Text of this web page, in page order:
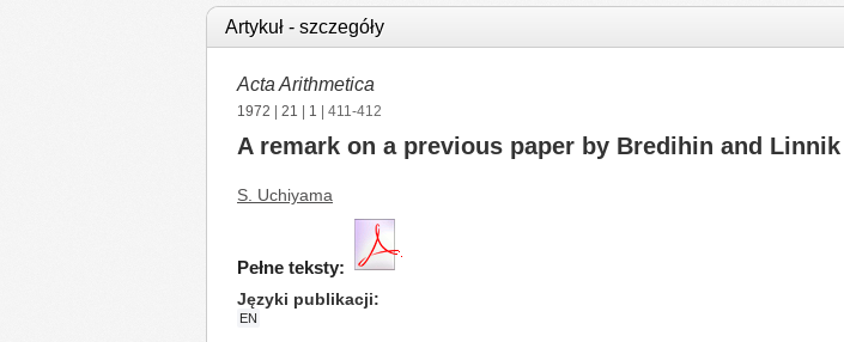
Artykuł - szczegóły
Acta Arithmetica
1972 21 1 | 411-412
A remark on a previous paper by Bredihin and Linnik
S. Uchiyama
Pełne teksty:
Języki publikacji
EN